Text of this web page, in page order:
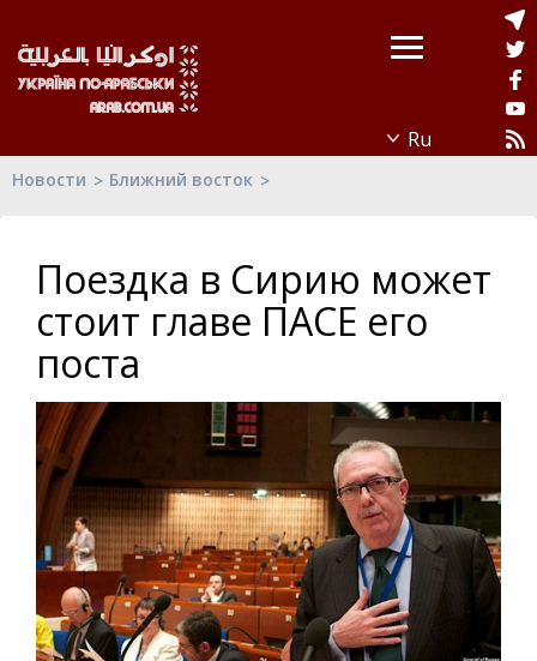
Новости Ближний восток
Поездка в Сирию может
стоит главе ПАСЕ его
поста